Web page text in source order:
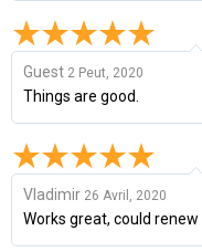
Guest 2 Peut, 2020
Things are good.
Vladimir 26 Avril, 2020
Works great, could